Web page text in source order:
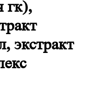
гк),
экстракт